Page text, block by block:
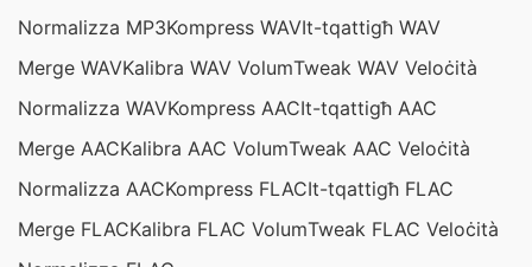
Normalizza MP3Kompress WAVIt-tqattigħ WAV
Merge WAVKalibra WAV VolumTweak WAV Veloċità
Normalizza WAVKompress AACIt-tqattigħ AAC
Merge AACKalibra AAC VolumTweak AAC Veloċità
Normalizza AACKompress FLACIt-tqattigħ FLAC
Merge FLACKalibra FLAC VolumTweak FLAC Veloċità